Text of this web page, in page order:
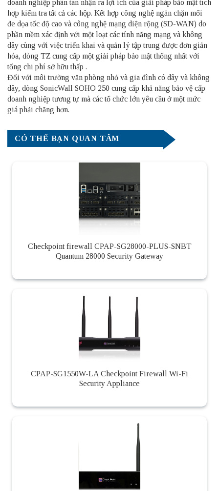
doanh nghiệp phân tán nhận ra lợi ích của giải pháp bảo mật tích
hợp kiểm tra tất cả các hộp. Kết hợp công nghệ ngăn chặn mối
đe dọa tốc độ cao và công nghệ mạng diện rộng (SD-WAN) do
phần mềm xác định với một loạt các tính năng mạng và không
dây cùng với việc triển khai và quản lý tập trung được đơn giản
hóa, dòng TZ cung cấp một giải pháp bảo mật thống nhất với
tổng chi phí sở hữu thấp .
Đối với môi trường văn phòng nhỏ và gia đình có dây và không
dây, dòng SonicWall SOHO 250 cung cấp khả năng bảo vệ cấp
doanh nghiệp tương tự mà các tổ chức lớn yêu cầu ở một mức
giá phải chăng hơn.
CÓ THỂ BẠN QUAN TÂM
Checkpoint firewall CPAP-SG28000-PLUS-SNBT
Quantum 28000 Security Gateway
CPAP-SG1550W-LA Checkpoint Firewall Wi-Fi
Security Appliance